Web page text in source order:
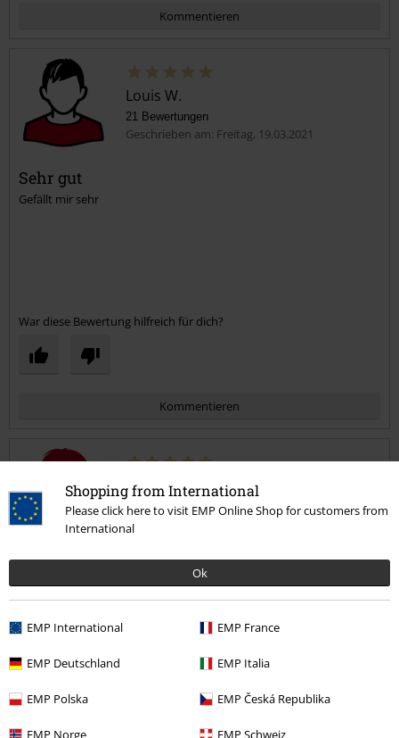
Shopping from International
Please click here to visit EMP Online Shop for customers from
International
Ok
EMP International EMP France
EMP Deutschland EMP Italia
EMP Polska EMP Česká Republika
EMP Norge EMP Schweiz
Kommentieren
Kommentar jetzt abschicken!
Louis W.
21 Bewertungen
Geschrieben am: Freitag, 19.03.2021
Sehr gut
Gefällt mir sehr
War diese Bewertung hilfreich für dich?
Kommentieren
Kommentar jetzt abschicken!
Andrea L.
20 Bewertungen
Geschrieben am: Mittwoch, 02.12.2020
Super Qualität. Ein Eyecatscher durch und durch